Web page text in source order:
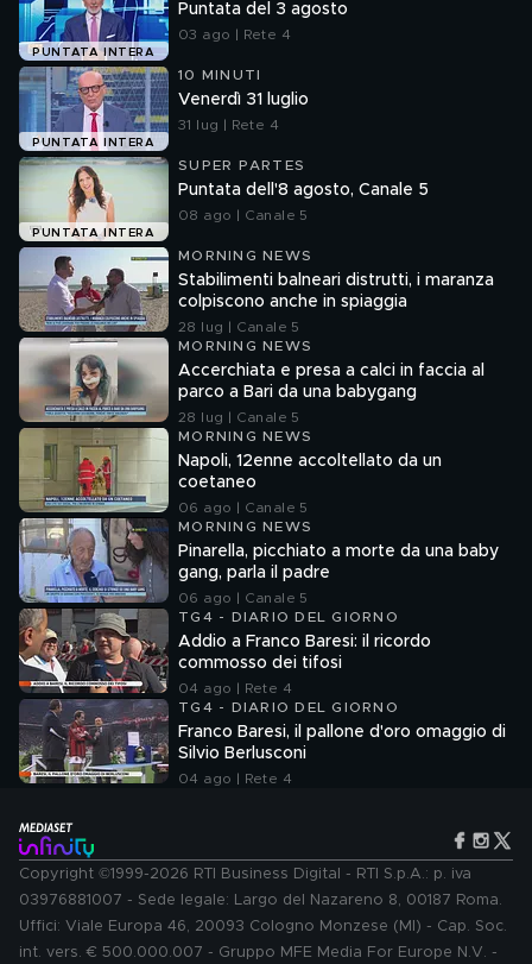
PUNTATA INTERA
Puntata del 3 agosto
03 ago | Rete 4
PUNTATA INTERA
10 MINUTI
Venerdì 31 luglio
31 lug | Rete 4
PUNTATA INTERA
SUPER PARTES
Puntata dell'8 agosto, Canale 5
08 ago | Canale 5
MORNING NEWS
Stabilimenti balneari distrutti, i maranza
colpiscono anche in spiaggia
28 lug | Canale 5
MORNING NEWS
Accerchiata e presa a calci in faccia al
parco a Bari da una babygang
28 lug | Canale 5
MORNING NEWS
Napoli, 12enne accoltellato da un
coetaneo
06 ago | Canale 5
MORNING NEWS
Pinarella, picchiato a morte da una baby
gang, parla il padre
06 ago | Canale 5
TG4 - DIARIO DEL GIORNO
Addio a Franco Baresi: il ricordo
commosso dei tifosi
04 ago | Rete 4
TG4 - DIARIO DEL GIORNO
Franco Baresi, il pallone d'oro omaggio di
Silvio Berlusconi
04 ago | Rete 4
Copyright ©1999-2026 RTI Business Digital - RTI S.p.A.: p. iva
03976881007 - Sede legale: Largo del Nazareno 8, 00187 Roma.
Uffici: Viale Europa 46, 20093 Cologno Monzese (MI) - Cap. Soc.
int. vers. € 500.000.007 - Gruppo MFE Media For Europe N.V. -